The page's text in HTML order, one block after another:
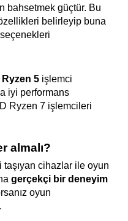
bahsetmek güçtür. Bu
belirleyip buna
Ryzen 5 işlemci
iyi performans
Ryzen 7 işlemcileri
almalı?
cihazlar ile oyun
gerçekçi bir deneyim
oyun